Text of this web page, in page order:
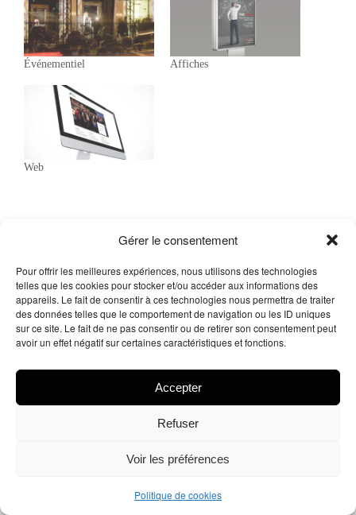
Gérer le consentement
Pour offrir les meilleures expériences, nous utilisons des technologies
telles que les cookies pour stocker et/ou accéder aux informations des
appareils. Le fait de consentir à ces technologies nous permettra de traiter
des données telles que le comportement de navigation ou les ID uniques
sur ce site. Le fait de ne pas consentir ou de retirer son consentement peut
avoir un effet négatif sur certaines caractéristiques et fonctions.
Accepter
Refuser
Voir les préférences
Politique de cookies
Événementiel Affiches
Web
Me contacter
Facebook
X Instagram
LinkedIn
Arnaud Legue – DelacreaTous droits réservés.